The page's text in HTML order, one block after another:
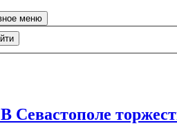
меню
Севастополе